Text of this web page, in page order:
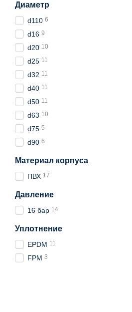
Диаметр
d110 6
d16 9
d20 10
d25 11
d32 11
d40 11
d50 11
d63 10
d75 5
d90 6
Материал корпуса
ПВХ 17
Давление
16 бар 14
Уплотнение
EPDM 11
FPM 3